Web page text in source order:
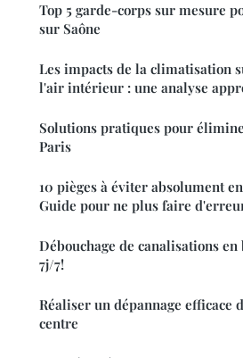
Top 5 garde-corps sur mesure
sur Saône
Les impacts de la climatisation
l'air intérieur : une analyse
Solutions pratiques pour
Paris
10 pièges à éviter absolument
Guide pour ne plus faire
Débouchage de canalisations
7j/7!
Réaliser un dépannage efficace
centre